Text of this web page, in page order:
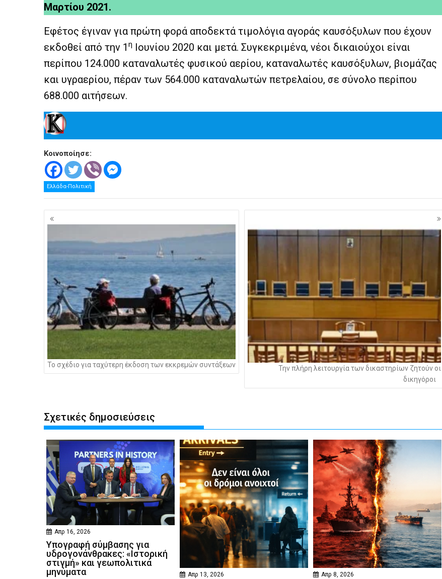
Μαρτίου 2021.
Εφέτος έγιναν για πρώτη φορά αποδεκτά τιμολόγια αγοράς καυσόξυλων που έχουν
εκδοθεί από την 1 η Ιουνίου 2020 και μετά. Συγκεκριμένα, νέοι δικαιούχοι είναι
περίπου 124.000 καταναλωτές φυσικού αερίου, καταναλωτές καυσόξυλων, βιομάζας
και υγραερίου, πέραν των 564.000 καταναλωτών πετρελαίου, σε σύνολο περίπου
688.000 αιτήσεων.
Κοινοποίησε:
Ελλάδα-Πολιτική
Πλοήγηση
άρθρων
Το σχέδιο για ταχύτερη έκδοση των εκκρεμών συντάξεων
Την πλήρη λειτουργία των δικαστηρίων ζητούν οι
δικηγόροι
Σχετικές δημοσιεύσεις
Απρ 16, 2026
Υπογραφή σύμβασης για
υδρογονάνθρακες: «Ιστορική
στιγμή» και γεωπολιτικά
μηνύματα
Απρ 13, 2026 Απρ 8, 2026